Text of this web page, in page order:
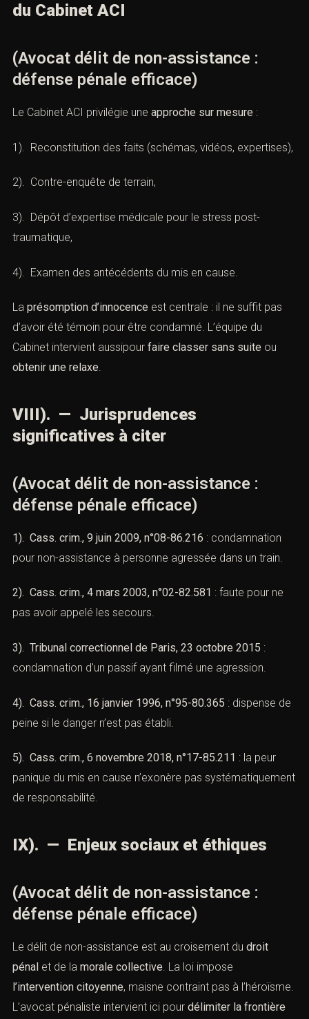
du Cabinet ACI
(Avocat délit de non-assistance :
défense pénale efficace)
Le Cabinet ACI privilégie une approche sur mesure :
1). Reconstitution des faits (schémas, vidéos, expertises),
2). Contre-enquête de terrain,
3). Dépôt d’expertise médicale pour le stress post-
traumatique,
4). Examen des antécédents du mis en cause.
La présomption d’innocence est centrale : il ne suffit pas
d’avoir été témoin pour être condamné. L’équipe du
Cabinet intervient aussipour faire classer sans suite ou
obtenir une relaxe.
VIII). — Jurisprudences
significatives à citer
(Avocat délit de non-assistance :
défense pénale efficace)
1). Cass. crim., 9 juin 2009, n°08-86.216 : condamnation
pour non-assistance à personne agressée dans un train.
2). Cass. crim., 4 mars 2003, n°02-82.581 : faute pour ne
pas avoir appelé les secours.
3). Tribunal correctionnel de Paris, 23 octobre 2015 :
condamnation d’un passif ayant filmé une agression.
4). Cass. crim., 16 janvier 1996, n°95-80.365 : dispense de
peine si le danger n’est pas établi.
5). Cass. crim., 6 novembre 2018, n°17-85.211 : la peur
panique du mis en cause n’exonère pas systématiquement
de responsabilité.
IX). — Enjeux sociaux et éthiques
(Avocat délit de non-assistance :
défense pénale efficace)
Le délit de non-assistance est au croisement du droit
pénal et de la morale collective . La loi impose
l’intervention citoyenne, maisne contraint pas à l’héroïsme.
L’avocat pénaliste intervient ici pour délimiter la frontière